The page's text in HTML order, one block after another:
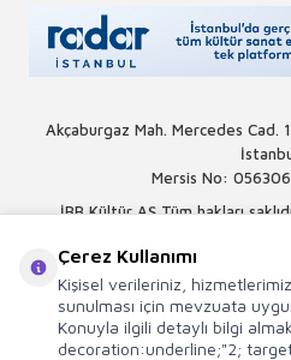
Akçaburgaz Mah. Mercedes Cad.
Mersis No:
İBB Kültür AŞ Tüm hakları
Çerez Kullanımı
Kişisel verileriniz,
sunulması için mevzuata
Konuyla ilgili detaylı bilgi
decoration:underline;"2;